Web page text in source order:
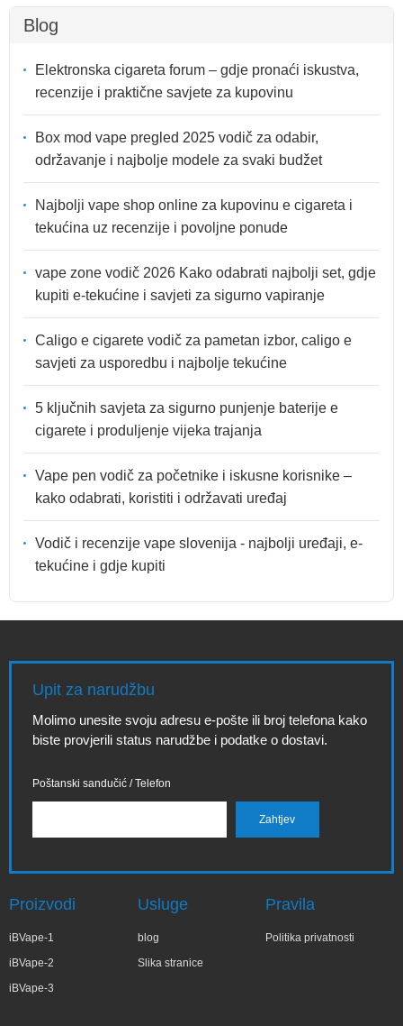
Blog
Elektronska cigareta forum – gdje pronaći iskustva,
recenzije i praktične savjete za kupovinu
Box mod vape pregled 2025 vodič za odabir,
održavanje i najbolje modele za svaki budžet
Najbolji vape shop online za kupovinu e cigareta i
tekućina uz recenzije i povoljne ponude
vape zone vodič 2026 Kako odabrati najbolji set, gdje
kupiti e-tekućine i savjeti za sigurno vapiranje
Caligo e cigarete vodič za pametan izbor, caligo e
savjeti za usporedbu i najbolje tekućine
5 ključnih savjeta za sigurno punjenje baterije e
cigarete i produljenje vijeka trajanja
Vape pen vodič za početnike i iskusne korisnike –
kako odabrati, koristiti i održavati uređaj
Vodič i recenzije vape slovenija - najbolji uređaji, e-
tekućine i gdje kupiti
Upit za narudžbu
Molimo unesite svoju adresu e-pošte ili broj telefona kako
biste provjerili status narudžbe i podatke o dostavi.
Poštanski sandučić / Telefon
Proizvodi
iBVape-1
iBVape-2
iBVape-3
Usluge
blog
Slika stranice
Pravila
Politika privatnosti